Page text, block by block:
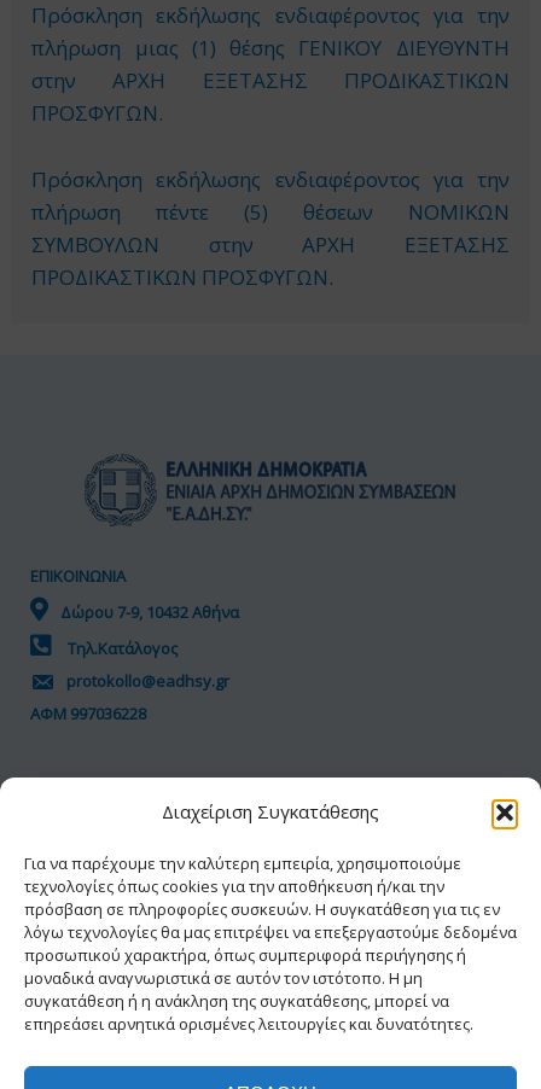
Διαχείριση Συγκατάθεσης
Για να παρέχουμε την καλύτερη εμπειρία, χρησιμοποιούμε
τεχνολογίες όπως cookies για την αποθήκευση ή/και την
πρόσβαση σε πληροφορίες συσκευών. Η συγκατάθεση για τις εν
λόγω τεχνολογίες θα μας επιτρέψει να επεξεργαστούμε δεδομένα
προσωπικού χαρακτήρα, όπως συμπεριφορά περιήγησης ή
μοναδικά αναγνωριστικά σε αυτόν τον ιστότοπο. Η μη
συγκατάθεση ή η ανάκληση της συγκατάθεσης, μπορεί να
επηρεάσει αρνητικά ορισμένες λειτουργίες και δυνατότητες.
Πρόσκληση εκδήλωσης ενδιαφέροντος για την
πλήρωση μιας (1) θέσης ΓΕΝΙΚΟΥ ΔΙΕΥΘΥΝΤΗ
στην ΑΡΧΗ ΕΞΕΤΑΣΗΣ ΠΡΟΔΙΚΑΣΤΙΚΩΝ
ΠΡΟΣΦΥΓΩΝ.
Πρόσκληση εκδήλωσης ενδιαφέροντος για την
πλήρωση πέντε (5) θέσεων ΝΟΜΙΚΩΝ
ΣΥΜΒΟΥΛΩΝ στην ΑΡΧΗ ΕΞΕΤΑΣΗΣ
ΠΡΟΔΙΚΑΣΤΙΚΩΝ ΠΡΟΣΦΥΓΩΝ.
ΕΠΙΚΟΙΝΩΝΙΑ
Δώρου 7-9, 10432 Αθήνα
Τηλ.Κατάλογος
protokollo@eadhsy.gr
ΑΦΜ 997036228
Προσωπικά Δεδομένα
Πολιτική Cookies
Δήλωση Προσβασιμότητας